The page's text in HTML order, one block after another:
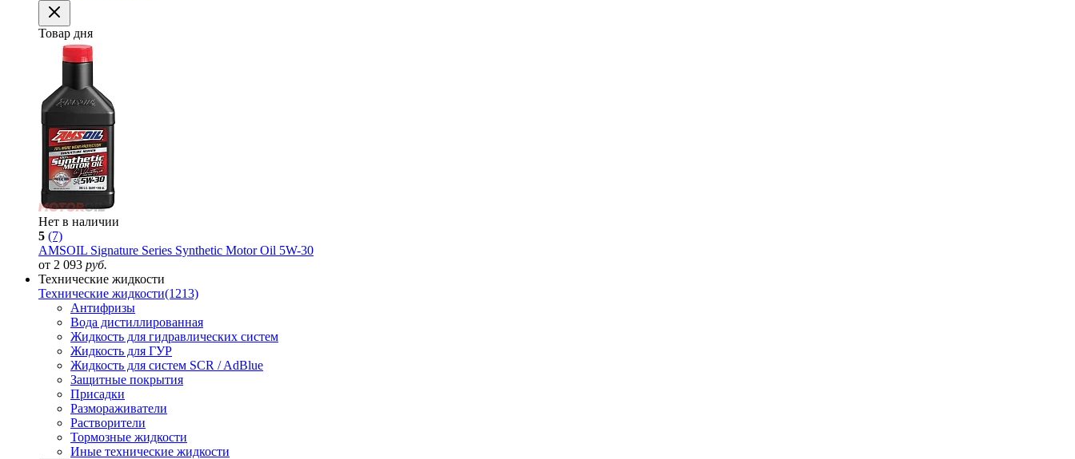
Товар дня
Нет в наличии
5 (7)
AMSOIL Signature Series Synthetic Motor Oil 5W-30
от 2 093 руб.
Технические жидкости
Технические жидкости(1213)
Антифризы
Вода дистиллированная
Жидкость для гидравлических систем
Жидкость для ГУР
Жидкость для систем SCR / AdBlue
Защитные покрытия
Присадки
Размораживатели
Растворители
Тормозные жидкости
Иные технические жидкости